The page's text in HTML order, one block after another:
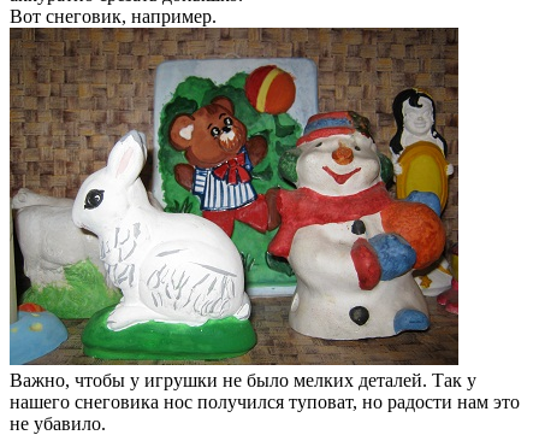
Вот снеговик, например.
Важно, чтобы у игрушки не было мелких деталей. Так у
нашего снеговика нос получился туповат, но радости нам это
не убавило.